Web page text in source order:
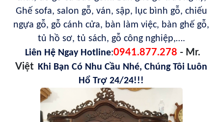
Ghế sofa, salon gỗ, ván, sập, lục bình gỗ, chiếu
ngựa gỗ, gỗ cánh cửa, bàn làm việc, bàn ghế gỗ,
tủ hồ sơ, tủ sách, gỗ công nghiệp,….
Liên Hệ Ngay Hotline:0941.877.278 - Mr.
Việt Khi Bạn Có Nhu Cầu Nhé, Chúng Tôi Luôn
Hổ Trợ 24/24!!!